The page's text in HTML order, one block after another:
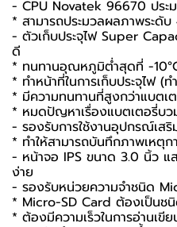
- CPU Novatek 96670 ประ
* สามารถประมวลผลภาพระดั
- ตัวเก็บประจุไฟ Super
ดี
* ทนทานอุณหภูมิต่ำสุดที่ -
* ทำหน้าที่ในการเก็บประจุไฟ (
* มีความทนทานที่สูงกว่าแบตเ
* หมดปัญหาเรื่องแบตเตอรี่บ
- รองรับการใช้งานอุปกรณ์เส
* ทำให้สามารถบันทึกภาพเหตุ
- หน้าจอ IPS ขนาด 3.0 นิ้ว แ
ง่าย
- รองรับหน่วยความจำชนิด
* Micro-SD Card ต้องเป็นช
* ต้องมีความเร็วในการอ่านเขี